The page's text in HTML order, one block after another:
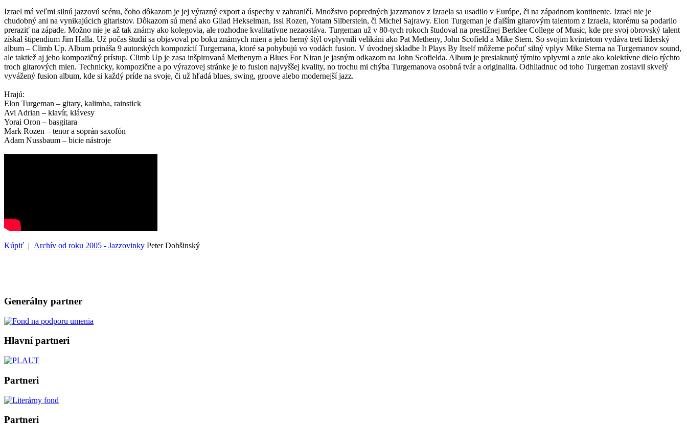
Izrael má veľmi silnú jazzovú scénu, čoho dôkazom je jej výrazný export a úspechy v zahraničí. Množstvo popredných jazzmanov z Izraela sa usadilo v Európe, či na západnom kontinente. Izrael nie je
chudobný ani na vynikajúcich gitaristov. Dôkazom sú mená ako Gilad Hekselman, Issi Rozen, Yotam Silberstein, či Michel Sajrawy. Elon Turgeman je ďalším gitarovým talentom z Izraela, ktorému sa podarilo
preraziť na západe. Možno nie je až tak známy ako kolegovia, ale rozhodne kvalitatívne nezaostáva. Turgeman už v 80-tych rokoch študoval na prestížnej Berklee College of Music, kde pre svoj obrovský talent
získal štipendium Jim Halla. Už počas študií sa objavoval po boku známych mien a jeho herný štýl ovplyvnili velikáni ako Pat Metheny, John Scofield a Mike Stern. So svojim kvintetom vydáva tretí líderský
album – Climb Up. Album prináša 9 autorských kompozícií Turgemana, ktoré sa pohybujú vo vodách fusion. V úvodnej skladbe It Plays By Itself môžeme počuť silný vplyv Mike Sterna na Turgemanov sound,
ale taktiež aj jeho kompozičný prístup. Climb Up je zasa inšpirovaná Methenym a Blues For Niran je jasným odkazom na John Scofielda. Album je presiaknutý týmito vplyvmi a znie ako kolektívne dielo týchto
troch gitarových mien. Technicky, kompozične a po výrazovej stránke je to fusion najvyššej kvality, no trochu mi chýba Turgemanova osobná tvár a originalita. Odhliadnuc od toho Turgeman zostavil skvelý
vyvážený fusion album, kde si každý príde na svoje, či už hľadá blues, swing, groove alebo modernejší jazz.
Hrajú:
Elon Turgeman – gitary, kalimba, rainstick
Avi Adrian – klavír, klávesy
Yorai Oron – basgitara
Mark Rozen – tenor a soprán saxofón
Adam Nussbaum – bicie nástroje
Kúpiť | Archív od roku 2005 - Jazzovinky Peter Dobšinský
Generálny partner
Hlavní partneri
Partneri
Partneri